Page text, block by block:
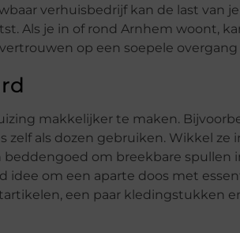
verhuisbedrijf kan de last van
Als je in of rond Arnhem woont,
op een soepele
makkelijker te maken.
zelf als dozen gebruiken. Wikkel
om breekbare
idee om een aparte doos met
een paar kledingstukken